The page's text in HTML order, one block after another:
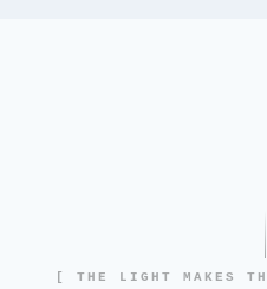
[ THE LIGHT MAKES